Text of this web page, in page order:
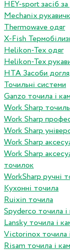
HEY-sport засіб
Mechanix
Thermowave одяг
X-Fish
Helikon-Tex одяг
Helikon-Tex
HTA Засоби
Точильні системи
Ganzo точила і
Work Sharp
Work Sharp
Work Sharp
Work Sharp
Work Sharp
точилок
WorkSharp ручні
Кухонні точила
Ruixin точила
Spyderco точила і
Lansky точила і
Victorinox точила
Risam точила і